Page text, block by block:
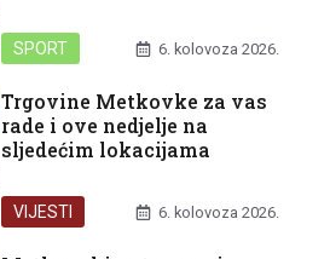
SPORT 6. kolovoza 2026.
Trgovine Metkovke za vas
rade i ove nedjelje na
sljedećim lokacijama
VIJESTI 6. kolovoza 2026.